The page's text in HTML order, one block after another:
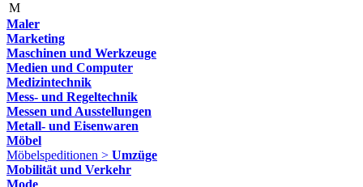
M
Maler
Marketing
Maschinen und Werkzeuge
Medien und Computer
Medizintechnik
Mess- und Regeltechnik
Messen und Ausstellungen
Metall- und Eisenwaren
Möbel
Möbelspeditionen > Umzüge
Mobilität und Verkehr